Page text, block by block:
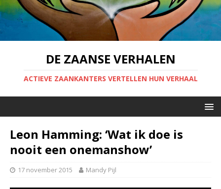
DE ZAANSE VERHALEN
ACTIEVE ZAANKANTERS VERTELLEN HUN VERHAAL
Leon Hamming: ‘Wat ik doe is
nooit een onemanshow’
17 november 2015 Mandy Pijl